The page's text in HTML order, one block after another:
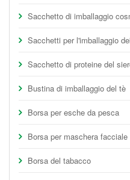
Sacchetto di imballaggio
Sacchetti per l'imballaggio
Sacchetto di proteine del
Bustina di imballaggio del tè
Borsa per esche da pesca
Borsa per maschera facciale
Borsa del tabacco